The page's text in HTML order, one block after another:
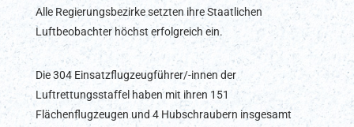
Alle Regierungsbezirke setzten ihre Staatlichen
Luftbeobachter höchst erfolgreich ein.
Die 304 Einsatzflugzeugführer/-innen der
Luftrettungsstaffel haben mit ihren 151
Flächenflugzeugen und 4 Hubschraubern insgesamt